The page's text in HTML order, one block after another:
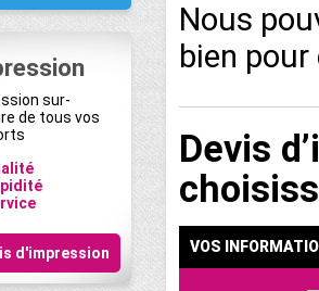
sur-
de tous vos
d'impression
Nous
bien
Devis
VOS